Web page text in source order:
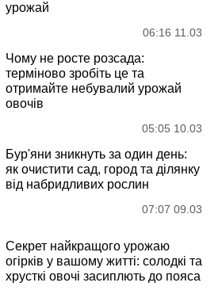
урожай
06:16 11.03
Чому не росте розсада:
терміново зробіть це та
отримайте небувалий урожай
овочів
05:05 10.03
Бур'яни зникнуть за один день:
як очистити сад, город та ділянку
від набридливих рослин
07:07 09.03
Секрет найкращого урожаю
огірків у вашому житті: солодкі та
хрусткі овочі засиплють до пояса